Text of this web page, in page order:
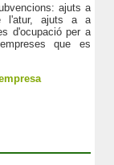
ajuts a
l'atur, ajuts a a
d'ocupació per a
que es